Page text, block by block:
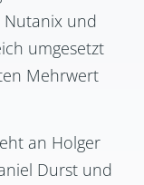
Nutanix und
umgesetzt
Mehrwert
an Holger
Durst und